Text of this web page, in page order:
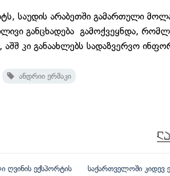
საუდის არაბეთში გამართული
განცხადება გამოქვეყნდა,
აშშ კი განაახლებს სადაზვერვო
ანდრიი ერმაკი
ღვინის ექსპორტის
საქართველოში კიდევ